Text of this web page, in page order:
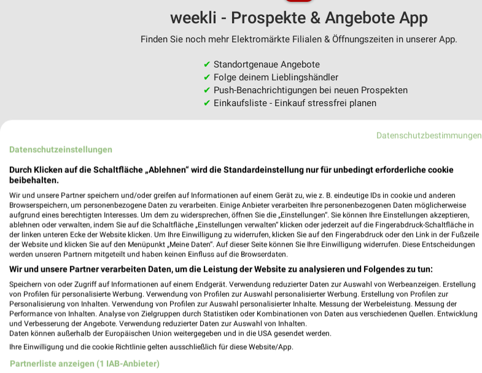
weekli - Prospekte & Angebote App
Finden Sie noch mehr Elektromärkte Filialen & Öffnungszeiten in unserer App.
✔ Standortgenaue Angebote
✔ Folge deinem Lieblingshändler
✔ Push-Benachrichtigungen bei neuen Prospekten
✔ Einkaufsliste - Einkauf stressfrei planen
EURONICS Hagen Wilhelmsdorf
Zußdorfer Str. 7
88271 Wilhelmsdorf
Datenschutzbestimmungen
Datenschutzeinstellungen
Durch Klicken auf die Schaltfläche „Ablehnen“ wird die Standardeinstellung nur für unbedingt erforderliche cookie
beibehalten.
Wir und unsere Partner speichern und/oder greifen auf Informationen auf einem Gerät zu, wie z. B. eindeutige IDs in cookie und anderen
Browserspeichern, um personenbezogene Daten zu verarbeiten. Einige Anbieter verarbeiten Ihre personenbezogenen Daten möglicherweise
aufgrund eines berechtigten Interesses. Um dem zu widersprechen, öffnen Sie die „Einstellungen“. Sie können Ihre Einstellungen akzeptieren,
ablehnen oder verwalten, indem Sie auf die Schaltfläche „Einstellungen verwalten“ klicken oder jederzeit auf die Fingerabdruck-Schaltfläche in
der linken unteren Ecke der Website klicken. Um Ihre Einwilligung zu widerrufen, klicken Sie auf den Fingerabdruck oder den Link in der Fußzeile
der Website und klicken Sie auf den Menüpunkt „Meine Daten“. Auf dieser Seite können Sie Ihre Einwilligung widerrufen. Diese Entscheidungen
werden unseren Partnern mitgeteilt und haben keinen Einfluss auf die Browserdaten.
Wir und unsere Partner verarbeiten Daten, um die Leistung der Website zu analysieren und Folgendes zu tun:
Speichern von oder Zugriff auf Informationen auf einem Endgerät. Verwendung reduzierter Daten zur Auswahl von Werbeanzeigen. Erstellung
von Profilen für personalisierte Werbung. Verwendung von Profilen zur Auswahl personalisierter Werbung. Erstellung von Profilen zur
Personalisierung von Inhalten. Verwendung von Profilen zur Auswahl personalisierter Inhalte. Messung der Werbeleistung. Messung der
Performance von Inhalten. Analyse von Zielgruppen durch Statistiken oder Kombinationen von Daten aus verschiedenen Quellen. Entwicklung
und Verbesserung der Angebote. Verwendung reduzierter Daten zur Auswahl von Inhalten.
Daten können außerhalb der Europäischen Union weitergegeben und in die USA gesendet werden.
Ihre Einwilligung und die cookie Richtlinie gelten ausschließlich für diese Website/App.
Partnerliste anzeigen (1 IAB-Anbieter)